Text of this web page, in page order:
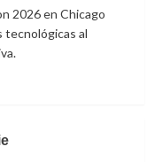
2026 en Chicago
tecnológicas al